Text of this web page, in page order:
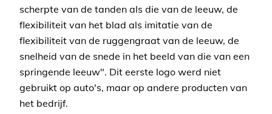
scherpte van de tanden als die van de leeuw, de
flexibiliteit van het blad als imitatie van de
flexibiliteit van de ruggengraat van de leeuw, de
snelheid van de snede in het beeld van die van een
springende leeuw". Dit eerste logo werd niet
gebruikt op auto's, maar op andere producten van
het bedrijf.